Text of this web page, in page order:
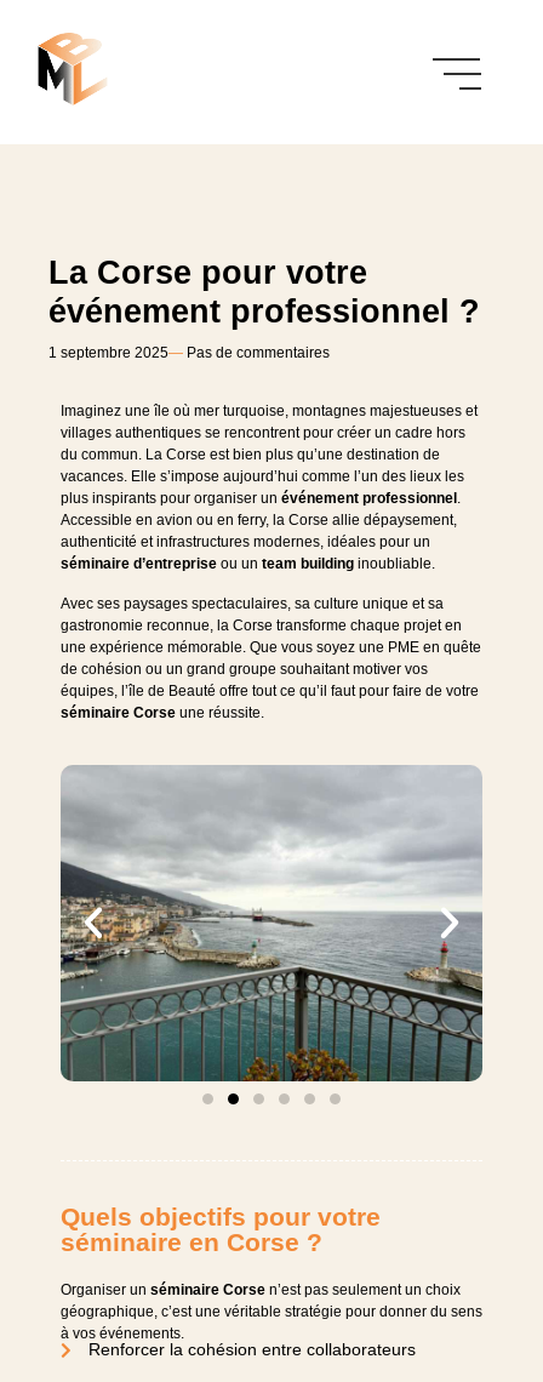
La Corse pour votre
événement professionnel ?
1 septembre 2025― Pas de commentaires
Imaginez une île où mer turquoise, montagnes majestueuses et
villages authentiques se rencontrent pour créer un cadre hors
du commun. La Corse est bien plus qu’une destination de
vacances. Elle s’impose aujourd’hui comme l’un des lieux les
plus inspirants pour organiser un événement professionnel .
Accessible en avion ou en ferry, la Corse allie dépaysement,
authenticité et infrastructures modernes, idéales pour un
séminaire d’entreprise ou un team building inoubliable.
Avec ses paysages spectaculaires, sa culture unique et sa
gastronomie reconnue, la Corse transforme chaque projet en
une expérience mémorable. Que vous soyez une PME en quête
de cohésion ou un grand groupe souhaitant motiver vos
équipes, l’île de Beauté offre tout ce qu’il faut pour faire de votre
séminaire Corse une réussite.
Quels objectifs pour votre
séminaire en Corse ?
Organiser un séminaire Corse n’est pas seulement un choix
géographique, c’est une véritable stratégie pour donner du sens
à vos événements.
Renforcer la cohésion entre collaborateurs